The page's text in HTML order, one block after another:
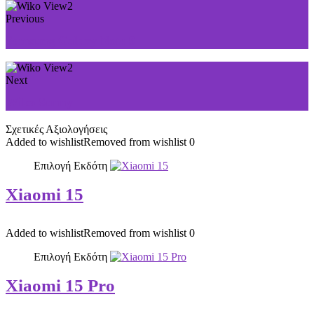
Previous
Next
Σχετικές Αξιολογήσεις
Added to wishlistRemoved from wishlist 0
Επιλογή Εκδότη
Xiaomi 15
Added to wishlistRemoved from wishlist 0
Επιλογή Εκδότη
Xiaomi 15 Pro